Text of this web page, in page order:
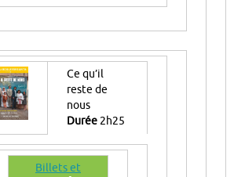
Ce qu’il
reste de
nous
Durée 2h25
Billets et